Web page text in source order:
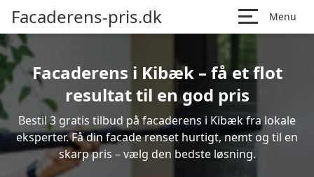
Facaderens-pris.dk Menu
Facaderens i Kibæk – få et flot
resultat til en god pris
Bestil 3 gratis tilbud på facaderens i Kibæk fra lokale
eksperter. Få din facade renset hurtigt, nemt og til en
skarp pris – vælg den bedste løsning.